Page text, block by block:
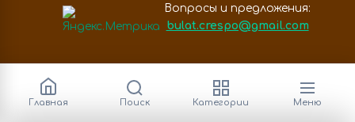
Вопросы и предложения:
bulat.crespo@gmail.com
Главная Поиск Категории Меню